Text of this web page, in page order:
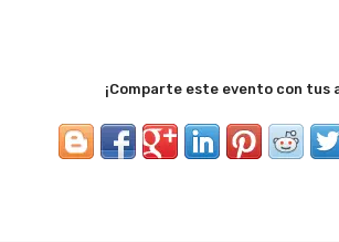
¡Comparte este evento con tus